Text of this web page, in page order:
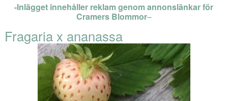
-Inlägget innehåller reklam genom annonslänkar för
Cramers Blommor–
Fragaria x ananassa